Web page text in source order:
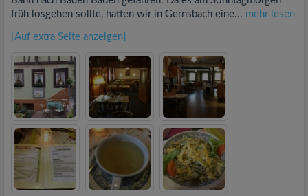
früh losgehen sollte, hatten wir in Gernsbach eine... mehr lesen
[Auf extra Seite anzeigen]